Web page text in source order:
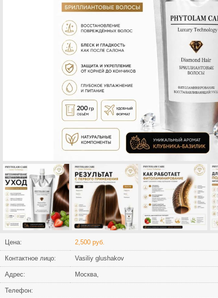
Цена: 2,500 руб.
Контактное лицо: Vasiliy glushakov
Адрес: Москва,
Телефон: